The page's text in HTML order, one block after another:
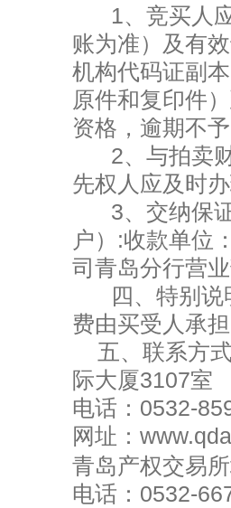
1、竞买人
账为准）及有
机构代码证副
原件和复印件
资格，逾期不
2、与拍卖
先权人应及时
3、交纳保
户） :收款单位
司青岛分行营
四、特别说
费由买受人承担
五、联系方
际大厦3107室
电话：0532-
网址：
青岛产权交易
电话： 0532-